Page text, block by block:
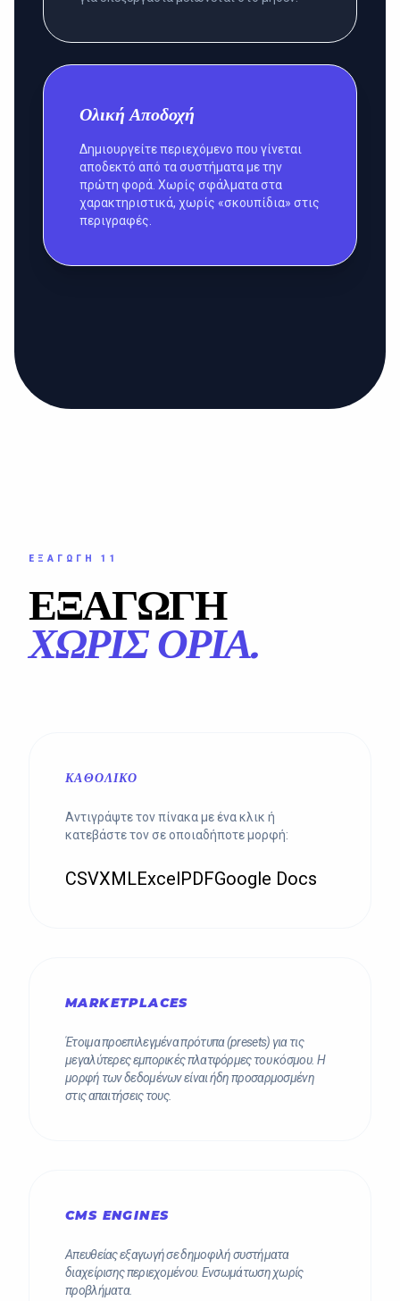
Ολική Αποδοχή
Δημιουργείτε περιεχόμενο που γίνεται
αποδεκτό από τα συστήματα με την
πρώτη φορά. Χωρίς σφάλματα στα
χαρακτηριστικά, χωρίς «σκουπίδια» στις
περιγραφές.
ΕΞΑΓΩΓΉ 11
ΕΞΑΓΩΓΗ
ΧΩΡΊΣ ΌΡΙΑ.
ΚΑΘΟΛΙΚΌ
Αντιγράψτε τον πίνακα με ένα κλικ ή
κατεβάστε τον σε οποιαδήποτε μορφή:
CSVXMLExcelPDFGoogle Docs
MARKETPLACES
Έτοιμα προεπιλεγμένα πρότυπα (presets) για τις
μεγαλύτερες εμπορικές πλατφόρμες του κόσμου. Η
μορφή των δεδομένων είναι ήδη προσαρμοσμένη
στις απαιτήσεις τους.
CMS ENGINES
Απευθείας εξαγωγή σε δημοφιλή συστήματα
διαχείρισης περιεχομένου. Ενσωμάτωση χωρίς
προβλήματα.